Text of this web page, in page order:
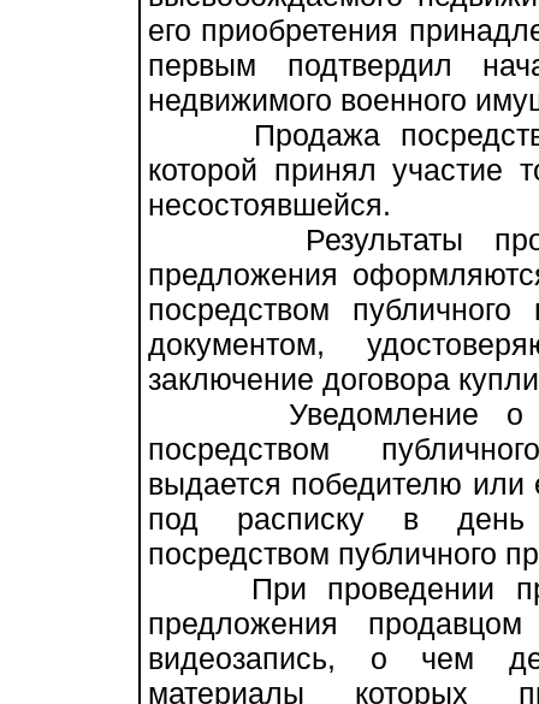
его приобретения
первым подтвердил
недвижимого военного
Продажа
которой принял участие
несостоявшейся.
Результаты
предложения
посредством
документом,
заключение договора
Уведомление о
посредством
выдается победителю или
под расписку в день
посредством публичного
При проведении
предложения
видеозапись, о чем
материалы которых